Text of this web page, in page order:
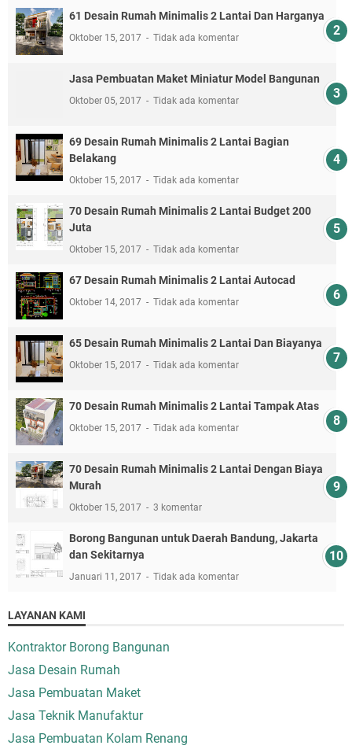
61 Desain Rumah Minimalis 2 Lantai Dan Harganya
Oktober 15, 2017 Tidak ada komentar
Jasa Pembuatan Maket Miniatur Model Bangunan
Oktober 05, 2017 Tidak ada komentar
69 Desain Rumah Minimalis 2 Lantai Bagian
Belakang
Oktober 15, 2017 Tidak ada komentar
70 Desain Rumah Minimalis 2 Lantai Budget 200
Juta
Oktober 15, 2017 Tidak ada komentar
67 Desain Rumah Minimalis 2 Lantai Autocad
Oktober 14, 2017 Tidak ada komentar
65 Desain Rumah Minimalis 2 Lantai Dan Biayanya
Oktober 15, 2017 Tidak ada komentar
70 Desain Rumah Minimalis 2 Lantai Tampak Atas
Oktober 15, 2017 Tidak ada komentar
70 Desain Rumah Minimalis 2 Lantai Dengan Biaya
Murah
Oktober 15, 2017 3 komentar
Borong Bangunan untuk Daerah Bandung, Jakarta
dan Sekitarnya
Januari 11, 2017 Tidak ada komentar
LAYANAN KAMI
Kontraktor Borong Bangunan
Jasa Desain Rumah
Jasa Pembuatan Maket
Jasa Teknik Manufaktur
Jasa Pembuatan Kolam Renang